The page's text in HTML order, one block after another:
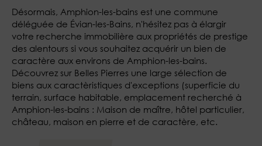
Désormais, Amphion-les-bains est une commune
déléguée de Évian-les-Bains, n'hésitez pas à élargir
votre recherche immobilière aux propriétés de prestige
des alentours si vous souhaitez acquérir un bien de
caractère aux environs de Amphion-les-bains.
Découvrez sur Belles Pierres une large sélection de
biens aux caractèristiques d'exceptions (superficie du
terrain, surface habitable, emplacement recherché à
Amphion-les-bains : Maison de maître, hôtel particulier,
château, maison en pierre et de caractère, etc.